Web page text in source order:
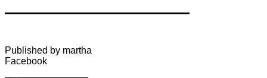
Published by martha
Facebook